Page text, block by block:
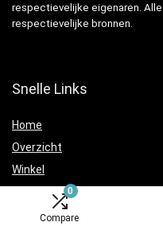
0
Compare
respectievelijke eigenaren.
respectievelijke bronnen.
Snelle Links
Home
Overzicht
Winkel